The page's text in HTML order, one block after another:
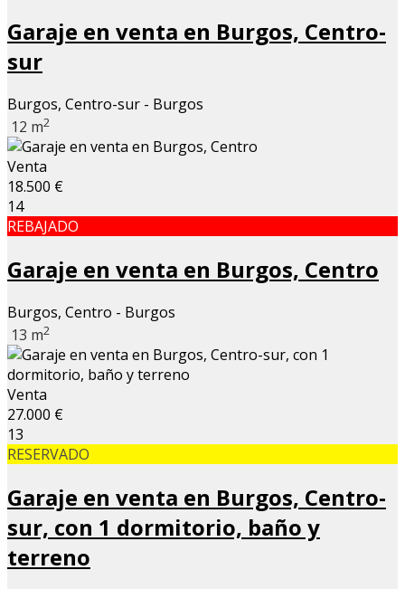
Garaje en venta en Burgos, Centro-
sur
Burgos, Centro-sur - Burgos
12 m2
Venta
18.500 €
14
REBAJADO
Garaje en venta en Burgos, Centro
Burgos, Centro - Burgos
13 m2
Venta
27.000 €
13
RESERVADO
Garaje en venta en Burgos, Centro-
sur, con 1 dormitorio, baño y
terreno